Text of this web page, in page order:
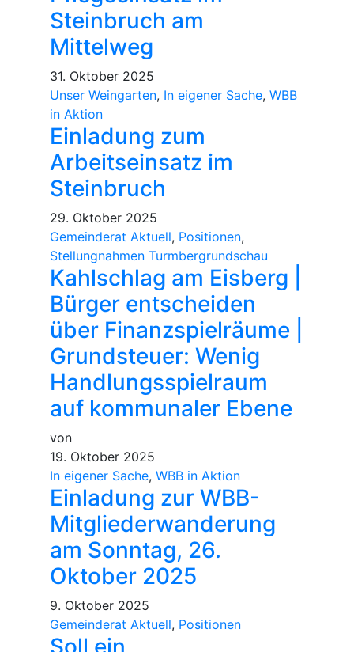
Steinbruch am
Mittelweg
31. Oktober 2025
Unser Weingarten, In eigener Sache, WBB
in Aktion
Einladung zum
Arbeitseinsatz im
Steinbruch
29. Oktober 2025
Gemeinderat Aktuell, Positionen,
Stellungnahmen Turmbergrundschau
Kahlschlag am Eisberg |
Bürger entscheiden
über Finanzspielräume |
Grundsteuer: Wenig
Handlungsspielraum
auf kommunaler Ebene
von
19. Oktober 2025
In eigener Sache, WBB in Aktion
Einladung zur WBB-
Mitgliederwanderung
am Sonntag, 26.
Oktober 2025
9. Oktober 2025
Gemeinderat Aktuell, Positionen
Soll ein